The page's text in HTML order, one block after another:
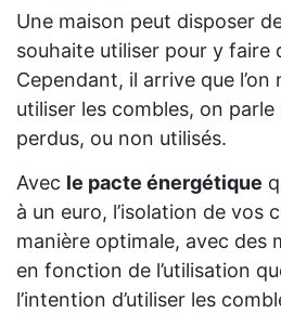
Une maison peut disposer
souhaite utiliser pour y faire
Cependant, il arrive que l’on
utiliser les combles, on
perdus, ou non utilisés.
Avec le pacte énergétique
à un euro, l’isolation de vos
manière optimale, avec des
en fonction de l’utilisation
l’intention d’utiliser les